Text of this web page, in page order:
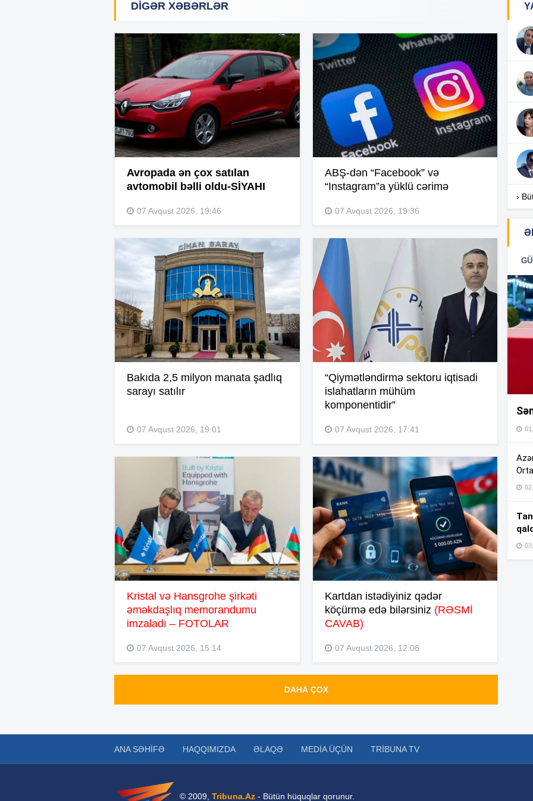
DIGƏR XƏBƏRLƏR
Avropada ən çox satılan
avtomobil bəlli oldu-SİYAHI
07 Avqust 2026, 19:46
ABŞ-dən “Facebook” və
“Instagram”a yüklü cərimə
07 Avqust 2026, 19:36
Bakıda 2,5 milyon manata şadlıq
sarayı satılır
07 Avqust 2026, 19:01
“Qiymətləndirmə sektoru iqtisadi
islahatların mühüm
komponentidir”
07 Avqust 2026, 17:41
Kristal və Hansgrohe şirkəti
əməkdaşlıq memorandumu
imzaladı – FOTOLAR
07 Avqust 2026, 15:14
Kartdan istədiyiniz qədər
köçürmə edə bilərsiniz (RƏSMİ
CAVAB)
07 Avqust 2026, 12:08
DAHA ÇOX
›
ANA SƏHIFƏ HAQQIMIZDA ƏLAQƏ MEDIA ÜÇÜN TRIBUNA TV
© 2009, Tribuna.Az - Bütün hüquqlar qorunur.